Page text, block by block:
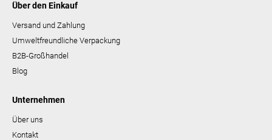
Über den Einkauf
Versand und Zahlung
Umweltfreundliche Verpackung
B2B-Großhandel
Blog
Unternehmen
Über uns
Kontakt